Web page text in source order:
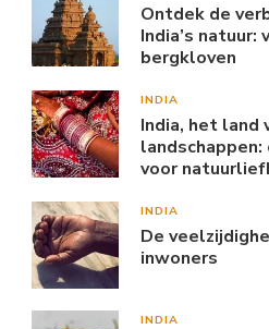
Ontdek de
India’s
bergkloven
INDIA
India, het land
voor
INDIA
De
inwoners
INDIA